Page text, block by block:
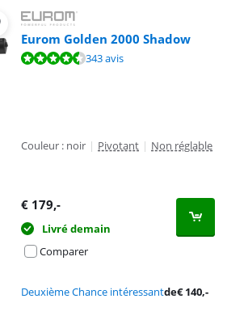
Eurom Golden 2000 Shadow
basée sur 343 avis.
343 avis
Couleur : noir | Pivotant | Non réglable
€ 179,-
Livré demain
Comparer
Deuxième Chance intéressantde€140,-